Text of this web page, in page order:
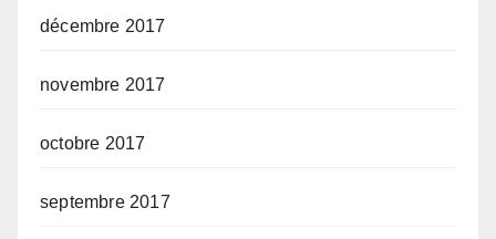
décembre 2017
novembre 2017
octobre 2017
septembre 2017